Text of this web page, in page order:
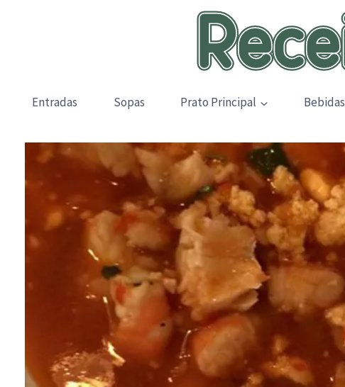
Entradas Sopas Prato Principal Bebidas